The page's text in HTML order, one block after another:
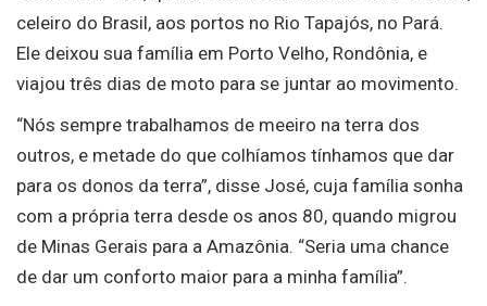
celeiro do Brasil, aos portos no Rio Tapajós, no Pará.
Ele deixou sua família em Porto Velho, Rondônia, e
viajou três dias de moto para se juntar ao movimento.
“Nós sempre trabalhamos de meeiro na terra dos
outros, e metade do que colhíamos tínhamos que dar
para os donos da terra”, disse José, cuja família sonha
com a própria terra desde os anos 80, quando migrou
de Minas Gerais para a Amazônia. “Seria uma chance
de dar um conforto maior para a minha família”.